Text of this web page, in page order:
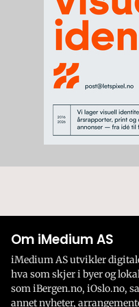
Om iMedium AS
iMedium AS utvikler
hva som skjer i byer og
som iBergen.no, iOslo.no,
annet nyheter,